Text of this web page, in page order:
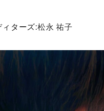
ィターズ:松永 祐子